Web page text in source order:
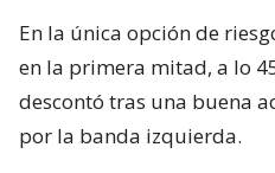
En la única opción de
en la primera mitad, a lo
descontó tras una buena
por la banda izquierda.